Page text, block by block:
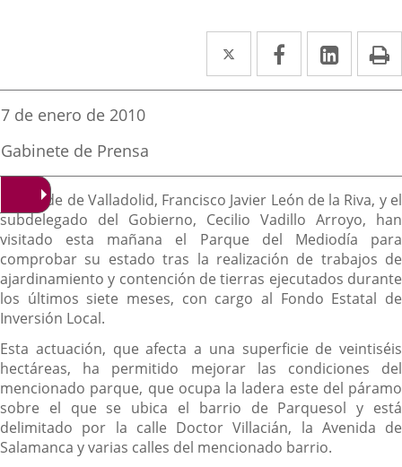
Twitter
Enlace
a
externa.
Facebook
Enlace
a
externa.
Enlace
a
Fecha
la
noticia
7 de enero de 2010
Fuente
la
noticia
Gabinete de Prensa
Descripción
El alcalde de Valladolid, Francisco Javier León de la Riva, y el
subdelegado del Gobierno, Cecilio Vadillo Arroyo, han
visitado esta mañana el Parque del Mediodía para
comprobar su estado tras la realización de trabajos de
ajardinamiento y contención de tierras ejecutados durante
los últimos siete meses, con cargo al Fondo Estatal de
Inversión Local.
Esta actuación, que afecta a una superficie de veintiséis
hectáreas, ha permitido mejorar las condiciones del
mencionado parque, que ocupa la ladera este del páramo
sobre el que se ubica el barrio de Parquesol y está
delimitado por la calle Doctor Villacián, la Avenida de
Salamanca y varias calles del mencionado barrio.